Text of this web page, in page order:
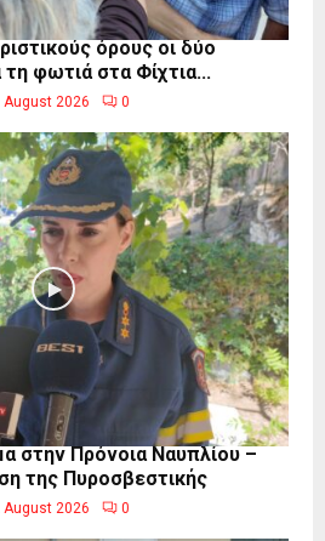
όρους οι δύο
τη φωτιά στα Φίχτια...
August 2026 0
στην Πρόνοια Ναυπλίου –
της Πυροσβεστικής
August 2026 0